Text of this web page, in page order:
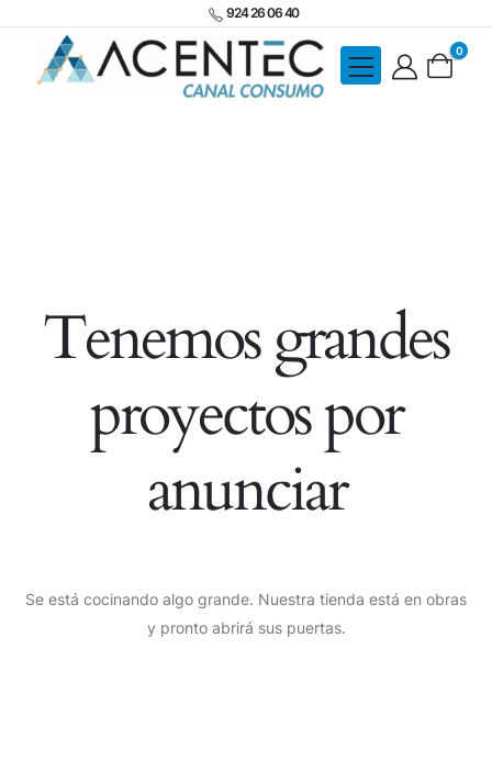
924 26 06 40
0
Tenemos grandes
proyectos por
anunciar
Se está cocinando algo grande. Nuestra tienda está en obras
y pronto abrirá sus puertas.